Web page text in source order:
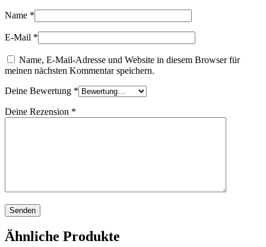
Name *
E-Mail *
Name, E-Mail-Adresse und Website in diesem Browser für
meinen nächsten Kommentar speichern.
Deine Bewertung *
Deine Rezension *
Ähnliche Produkte